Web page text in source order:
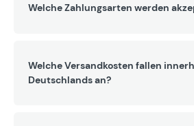
Welche Zahlungsarten werden
Welche Versandkosten fallen
Deutschlands an?